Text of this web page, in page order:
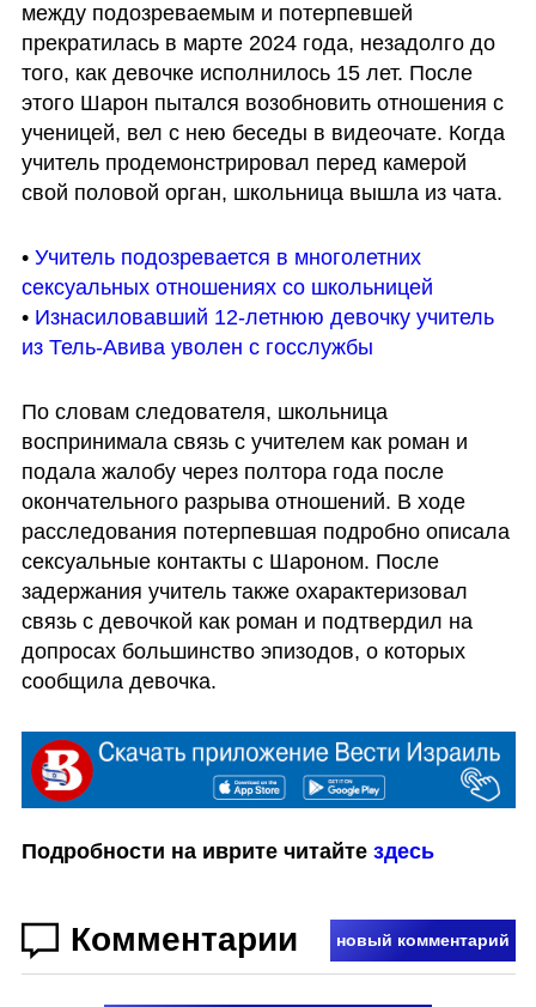
между подозреваемым и потерпевшей
прекратилась в марте 2024 года, незадолго до
того, как девочке исполнилось 15 лет. После
этого Шарон пытался возобновить отношения с
ученицей, вел с нею беседы в видеочате. Когда
учитель продемонстрировал перед камерой
свой половой орган, школьница вышла из чата.
• Учитель подозревается в многолетних
сексуальных отношениях со школьницей
• Изнасиловавший 12-летнюю девочку учитель
из Тель-Авива уволен с госслужбы
По словам следователя, школьница
воспринимала связь с учителем как роман и
подала жалобу через полтора года после
окончательного разрыва отношений. В ходе
расследования потерпевшая подробно описала
сексуальные контакты с Шароном. После
задержания учитель также охарактеризовал
связь с девочкой как роман и подтвердил на
допросах большинство эпизодов, о которых
сообщила девочка.
Подробности на иврите читайте здесь
Комментарии новый комментарий